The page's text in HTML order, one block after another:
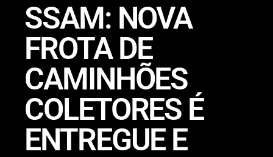
SSAM: NOVA
FROTA DE
CAMINHÕES
COLETORES É
ENTREGUE E